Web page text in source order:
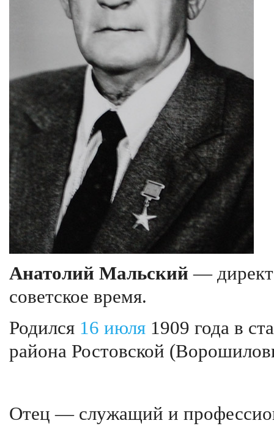
Анатолий Мальский —
советское время.
Родился 16 июля 1909 года в
района Ростовской
Отец — служащий и